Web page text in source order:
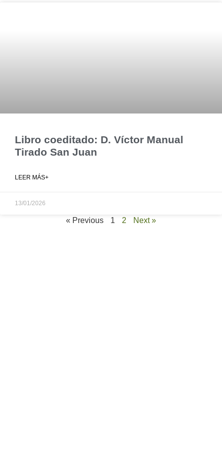
Libro coeditado: D. Víctor Manual
Tirado San Juan
LEER MÁS+
13/01/2026
« Previous 1 2 Next »